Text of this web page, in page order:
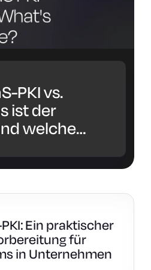
PKI vs.
ist der
welche
für
Ein praktischer
für
in Unternehmen